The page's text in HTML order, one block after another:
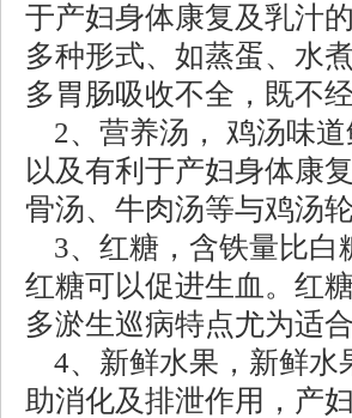
于产妇身体康复及乳汁
多种形式、如蒸蛋、水
多胃肠吸收不全，既不
2、营养汤， 鸡汤味
以及有利于产妇身体康
骨汤、牛肉汤等与鸡汤轮
3、红糖，含铁量比白
红糖可以促进生血。红
多淤生巡病特点尤为适
4、新鲜水果，新鲜水
助消化及排泄作用，产